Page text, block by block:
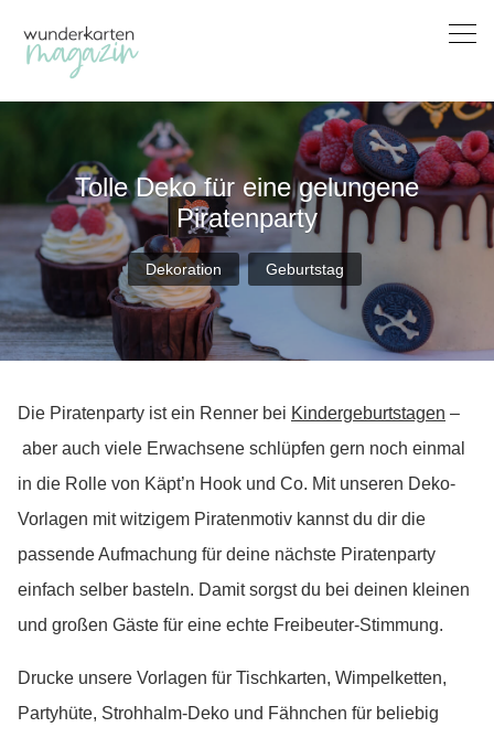
Tolle Deko für eine gelungene
Piratenparty
Dekoration Geburtstag
Die Piratenparty ist ein Renner bei Kindergeburtstagen –
aber auch viele Erwachsene schlüpfen gern noch einmal
in die Rolle von Käpt’n Hook und Co. Mit unseren Deko-
Vorlagen mit witzigem Piratenmotiv kannst du dir die
passende Aufmachung für deine nächste Piratenparty
einfach selber basteln. Damit sorgst du bei deinen kleinen
und großen Gäste für eine echte Freibeuter-Stimmung.
Drucke unsere Vorlagen für Tischkarten, Wimpelketten,
Partyhüte, Strohhalm-Deko und Fähnchen für beliebig